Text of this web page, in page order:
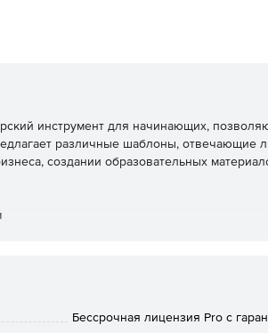
инструмент для начинающих,
различные шаблоны, отвечающие
создании образовательных
Бессрочная лицензия Pro с